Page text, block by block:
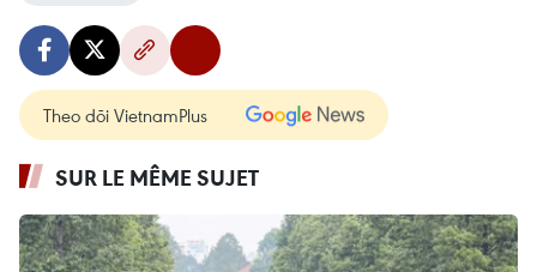
Theo dõi VietnamPlus
SUR LE MÊME SUJET